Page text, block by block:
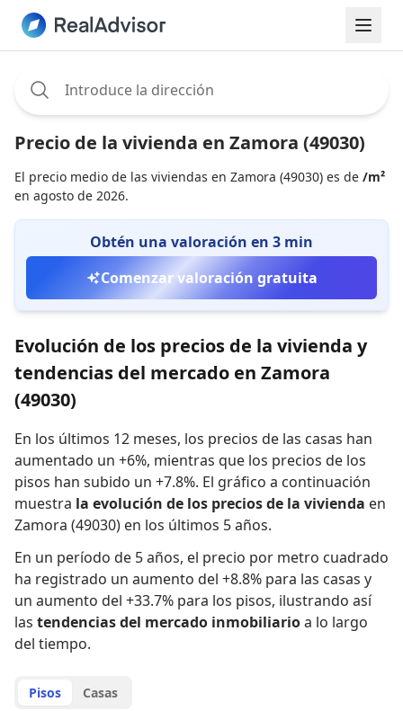
Precio de la vivienda en Zamora (49030)
El precio medio de las viviendas en Zamora (49030) es de /m²
en agosto de 2026.
Obtén una valoración en 3 min
Comenzar valoración gratuita
Evolución de los precios de la vivienda y
tendencias del mercado en Zamora
(49030)
En los últimos 12 meses, los precios de las casas han
aumentado un +6%, mientras que los precios de los
pisos han subido un +7.8%. El gráfico a continuación
muestra la evolución de los precios de la vivienda en
Zamora (49030) en los últimos 5 años.
En un período de 5 años, el precio por metro cuadrado
ha registrado un aumento del +8.8% para las casas y
un aumento del +33.7% para los pisos, ilustrando así
las tendencias del mercado inmobiliarioa lo largo
del tiempo.
Pisos Casas